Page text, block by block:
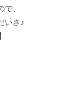
、
いさ♪